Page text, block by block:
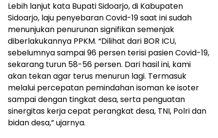
Lebih lanjut kata Bupati Sidoarjo, di Kabupaten
Sidoarjo, laju penyebaran Covid-19 saat ini sudah
menunjukan penurunan signifikan semenjak
diberlakukannya PPKM. “Dilihat dari BOR ICU,
sebelumnya sampai 96 persen terisi pasien Covid-19,
sekarang turun 58-56 persen. Dari hasil ini, kami
akan tekan agar terus menurun lagi. Termasuk
melalui percepatan pemindahan isoman ke isoter
sampai dengan tingkat desa, serta penguatan
sinergitas kerja cepat perangkat desa, TNI, Polri dan
bidan desa,” ujarnya.